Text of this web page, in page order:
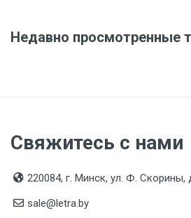
регламентов ТР ТС (ЕАЭС).
Недавно просмотренные
Свяжитесь с нами
220084, г. Минск, ул. Ф. Скорины,
sale@letra.by